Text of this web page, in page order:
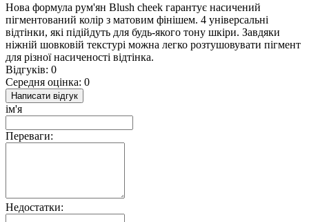
Нова формула рум'ян Blush cheek гарантує насичений
пігментований колір з матовим фінішем. 4 універсальні
відтінки, які підійдуть для будь-якого тону шкіри. Завдяки
ніжній шовковій текстурі можна легко розтушовувати пігмент
для різної насиченості відтінка.
Відгуків: 0
Середня оцінка: 0
Написати відгук
ім'я
Переваги:
Недостатки: